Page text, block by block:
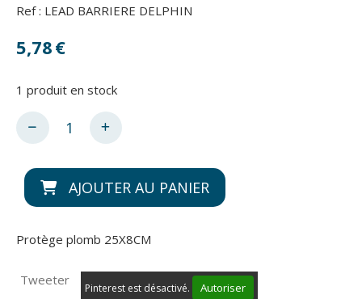
Ref : LEAD BARRIERE DELPHIN
5,78€
1 produit en stock
AJOUTER AU PANIER
Protège plomb 25X8CM
Tweeter
Pinterest est désactivé. Autoriser